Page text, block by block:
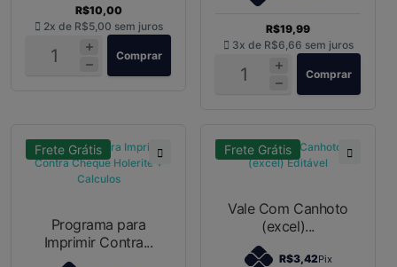
R$10,00
2x de R$5,00 sem juros
Comprar
R$19,99
3x de R$6,66 sem juros
Comprar
Frete Grátis
Programa para
Imprimir Contra...
Frete Grátis
Vale Com Canhoto
(excel)...
R$3,42Pix